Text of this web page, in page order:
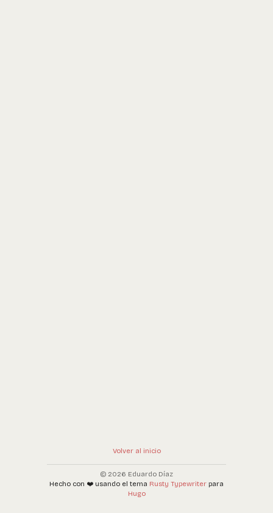
Volver al inicio
© 2026 Eduardo Díaz
Hecho con ❤️ usando el tema Rusty Typewriter para
Hugo